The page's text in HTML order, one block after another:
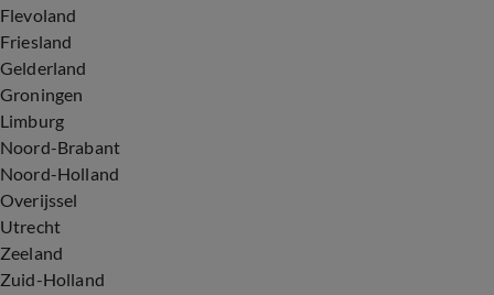
Flevoland
Friesland
Gelderland
Groningen
Limburg
Noord-Brabant
Noord-Holland
Overijssel
Utrecht
Zeeland
Zuid-Holland